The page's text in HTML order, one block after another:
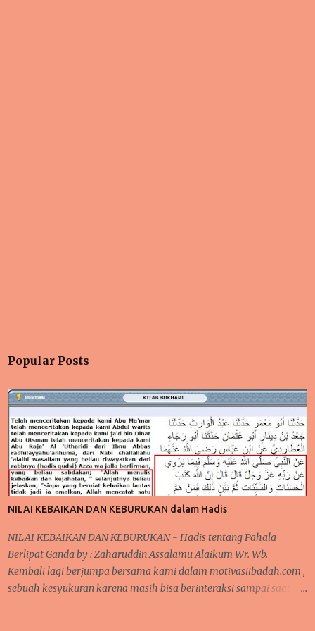
Popular Posts
NILAI KEBAIKAN DAN KEBURUKAN dalam Hadis
NILAI KEBAIKAN DAN KEBURUKAN - Hadis tentang Pahala
Berlipat Ganda by : Zaharuddin Assalamu Alaikum Wr. Wb.
Kembali lagi berjumpa bersama kami dalam motivasiibadah.com ,
sebuah kesyukuran karena masih bisa berinteraksi sampai saat